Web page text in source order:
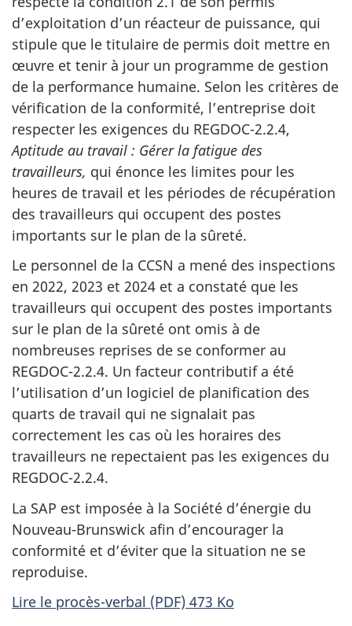
d’exploitation d’un réacteur de puissance, qui
stipule que le titulaire de permis doit mettre en
œuvre et tenir à jour un programme de gestion
de la performance humaine. Selon les critères de
vérification de la conformité, l’entreprise doit
respecter les exigences du REGDOC-2.2.4,
Aptitude au travail : Gérer la fatigue des
travailleurs, qui énonce les limites pour les
heures de travail et les périodes de récupération
des travailleurs qui occupent des postes
importants sur le plan de la sûreté.
Le personnel de la CCSN a mené des inspections
en 2022, 2023 et 2024 et a constaté que les
travailleurs qui occupent des postes importants
sur le plan de la sûreté ont omis à de
nombreuses reprises de se conformer au
REGDOC-2.2.4. Un facteur contributif a été
l’utilisation d’un logiciel de planification des
quarts de travail qui ne signalait pas
correctement les cas où les horaires des
travailleurs ne repectaient pas les exigences du
REGDOC-2.2.4.
La SAP est imposée à la Société d’énergie du
Nouveau-Brunswick afin d’encourager la
conformité et d’éviter que la situation ne se
reproduise.
Lire le procès-verbal (PDF) 473 Ko